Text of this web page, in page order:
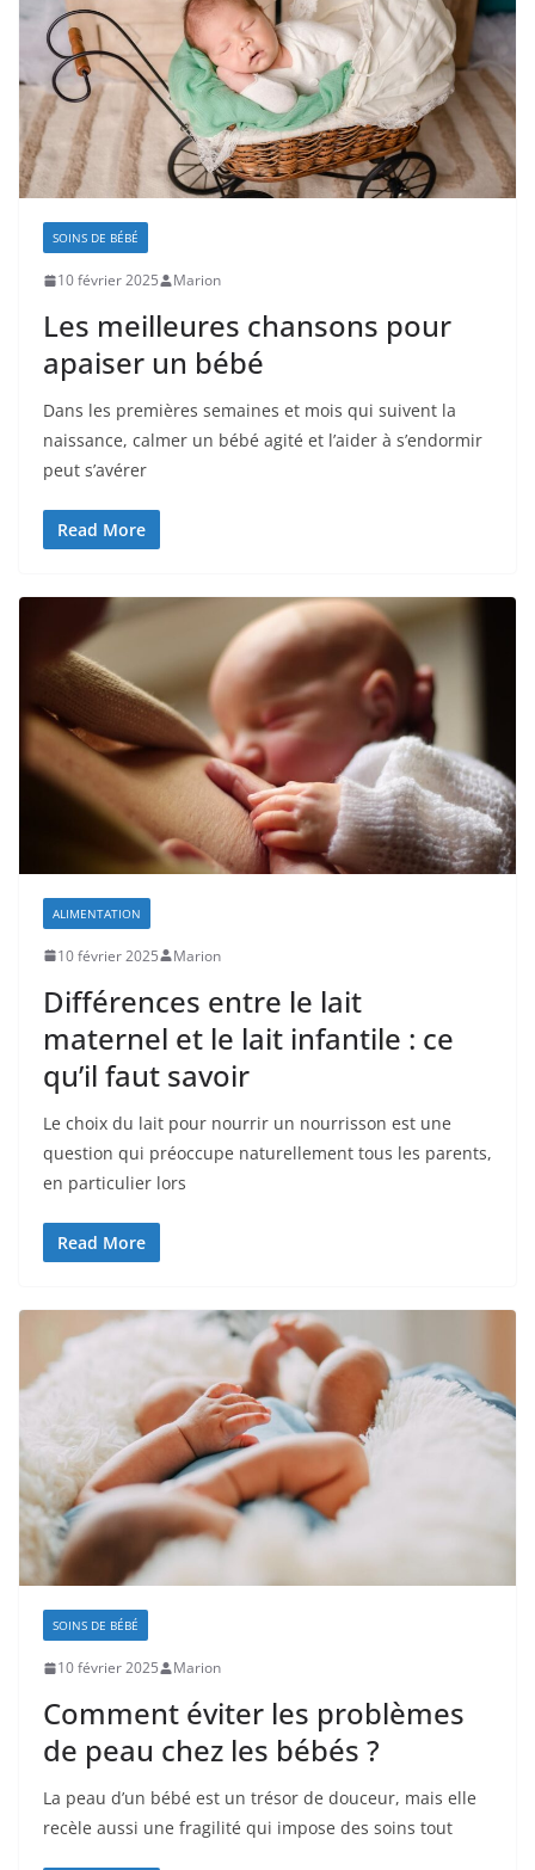
SOINS DE BÉBÉ
10 février 2025 Marion
Les meilleures chansons pour
apaiser un bébé
Dans les premières semaines et mois qui suivent la
naissance, calmer un bébé agité et l’aider à s’endormir
peut s’avérer
Read More
ALIMENTATION
10 février 2025 Marion
Différences entre le lait
maternel et le lait infantile : ce
qu’il faut savoir
Le choix du lait pour nourrir un nourrisson est une
question qui préoccupe naturellement tous les parents,
en particulier lors
Read More
SOINS DE BÉBÉ
10 février 2025 Marion
Comment éviter les problèmes
de peau chez les bébés ?
La peau d’un bébé est un trésor de douceur, mais elle
recèle aussi une fragilité qui impose des soins tout